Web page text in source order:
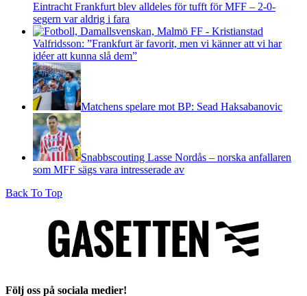
Eintracht Frankfurt blev alldeles för tufft för MFF – 2-0-
segern var aldrig i fara
Valfridsson: ”Frankfurt är favorit, men vi känner att vi har
idéer att kunna slå dem”
Matchens spelare mot BP: Sead Haksabanovic
Snabbscouting Lasse Nordås – norska anfallaren
som MFF sägs vara intresserade av
Back To Top
Följ oss på sociala medier!